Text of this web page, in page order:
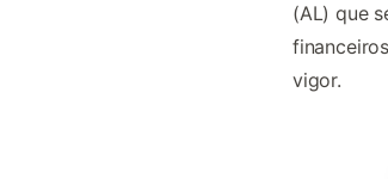
(AL) que
vigor.